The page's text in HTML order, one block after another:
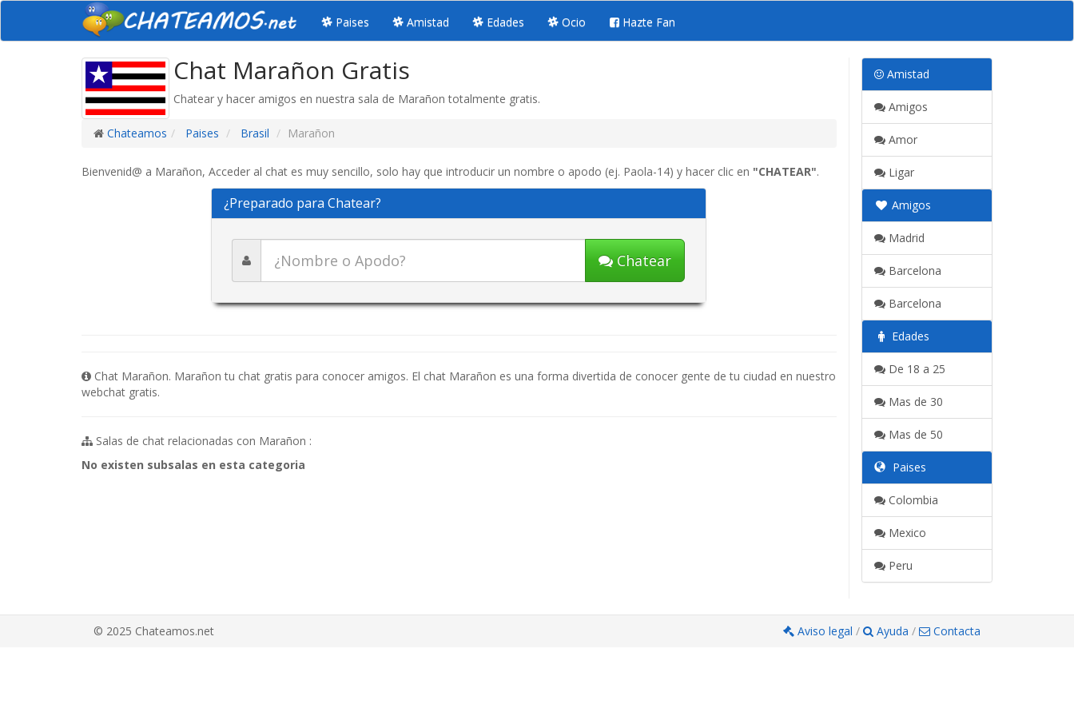
Paises Amistad Edades Ocio Hazte Fan
Chat Marañon Gratis
Chatear y hacer amigos en nuestra sala de Marañon totalmente gratis.
Chateamos Paises Brasil Marañon
Bienvenid@ a Marañon, Acceder al chat es muy sencillo, solo hay que introducir un nombre o apodo (ej. Paola-14) y hacer clic en "CHATEAR".
¿Preparado para Chatear?
Chatear
Chat Marañon. Marañon tu chat gratis para conocer amigos. El chat Marañon es una forma divertida de conocer gente de tu ciudad en nuestro
webchat gratis.
Salas de chat relacionadas con Marañon :
No existen subsalas en esta categoria
Amistad
Amigos
Amor
Ligar
Amigos
Madrid
Barcelona
Barcelona
Edades
De 18 a 25
Mas de 30
Mas de 50
Paises
Colombia
Mexico
Peru
© 2025 Chateamos.net Aviso legal / Ayuda / Contacta